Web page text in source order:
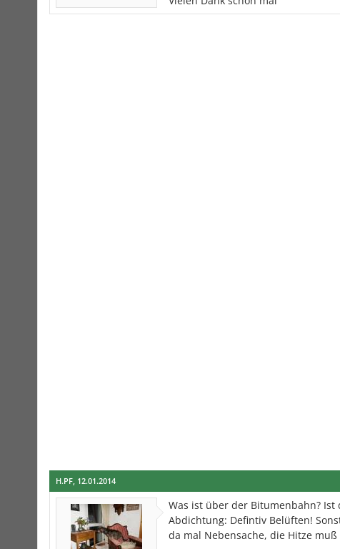
H.PF, 12.01.2014
Was ist über der Bitumenbahn?
Abdichtung: Defintiv Belüften!
da mal Nebensache, die Hitze